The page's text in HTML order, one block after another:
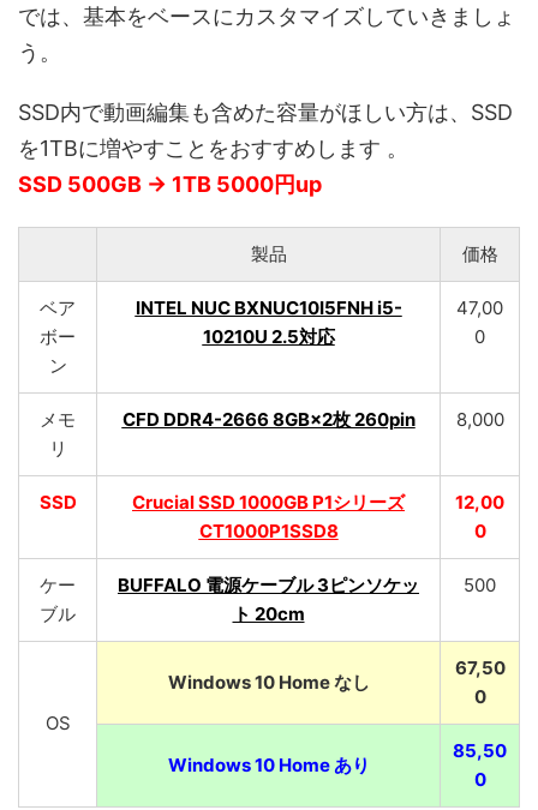
では、基本をベースにカスタマイズしていきましょ
う。
SSD内で動画編集も含めた容量がほしい方は、SSD
を1TBに増やすことをおすすめします 。
SSD 500GB → 1TB 5000円up
製品 価格
ベア
ボー
ン
INTEL NUC BXNUC10I5FNH i5-
10210U 2.5対応
47,00
0
メモ
リ
CFD DDR4-2666 8GB×2枚 260pin 8,000
SSD
Crucial SSD 1000GB P1シリーズ
CT1000P1SSD8
12,00
0
ケー
ブル
BUFFALO 電源ケーブル 3ピンソケッ
ト 20cm
500
OS
Windows 10 Home なし
67,50
0
Windows 10 Home あり
85,50
0